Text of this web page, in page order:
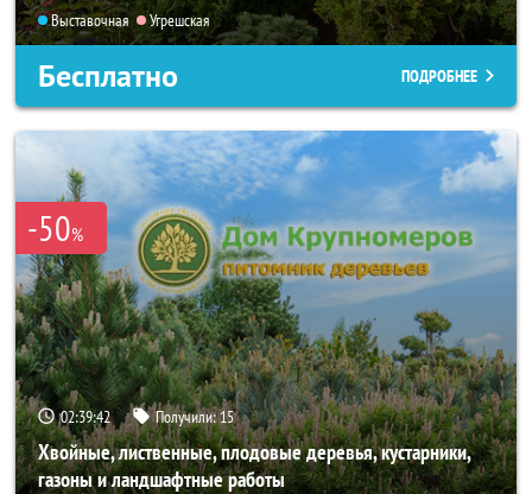
Выставочная Угрешская
Бесплатно ПОДРОБНЕЕ
-50%
02:39:41 Получили:15
Хвойные, лиственные, плодовые деревья, кустарники,
газоны и ландшафтные работы